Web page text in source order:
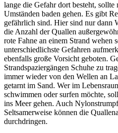
lange die Gefahr dort besteht,
Umständen baden gehen. Es gibt
gefährlich sind. Hier sind nur dann
die Anzahl der Quallen
rote Fahne an einem Strand wehen
unterschiedlichste Gefahren
ebenfalls große Vorsicht geboten.
Strandspaziergängen Schuhe zu
immer wieder von den Wellen an
getarnt im Sand. Wer im
schwimmen oder surfen möchte,
ins Meer gehen. Auch
Seltsamerweise können die
durchdringen.